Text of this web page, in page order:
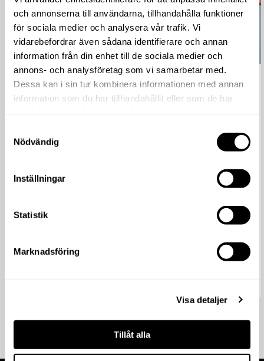
och annonserna till användarna, tillhandahålla funktioner
för sociala medier och analysera vår trafik. Vi
vidarebefordrar även sådana identifierare och annan
information från din enhet till de sociala medier och
annons- och analysföretag som vi samarbetar med.
Dessa kan i sin tur kombinera informationen med annan
information som du har tillhandahållit eller som de har
Nödvändig
Inställningar
Statistik
Marknadsföring
Visa detaljer
Tillåt alla
Garden Party, 8-10 maj
Läs mer
hela familjen. 8–10 maj laddar våra butiker upp med extra
grymma...